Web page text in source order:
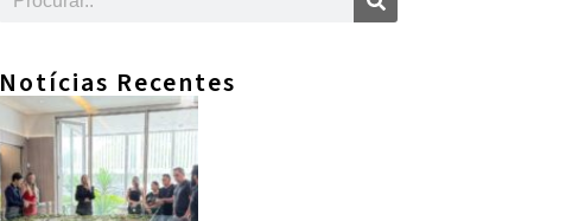
Notícias Recentes